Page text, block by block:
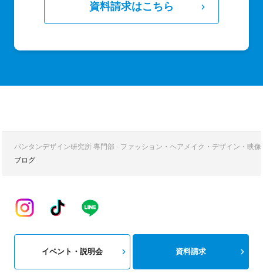
資料請求はこちら
バンタンデザイン研究所 専門部 - ファッション・ヘアメイク・デザイン・映
ブログ
イベント・説明会 資料請求